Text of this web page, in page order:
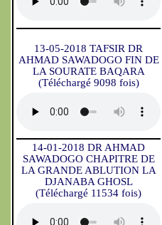
13-05-2018 TAFSIR DR
AHMAD SAWADOGO FIN DE
LA SOURATE BAQARA
(Téléchargé 9098 fois)
14-01-2018 DR AHMAD
SAWADOGO CHAPITRE DE
LA GRANDE ABLUTION LA
DJANABA GHOSL
(Téléchargé 11534 fois)